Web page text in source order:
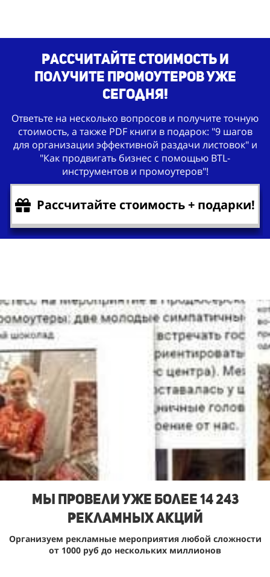
Рассчитайте стоимость и
получите промоутеров уже
сегодня!
Ответьте на несколько вопросов и получите точную
стоимость, а также PDF книги в подарок: "9 шагов
для организации эффективной раздачи листовок" и
"Как продвигать бизнес с помощью BTL-
инструментов и промоутеров"!
Рассчитайте стоимость + подарки!
Мы Провели уже более 14 243
рекламных акций
Организуем рекламные мероприятия любой сложности
от 1000 руб до нескольких миллионов